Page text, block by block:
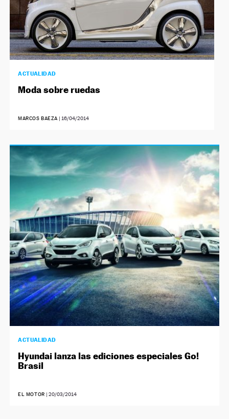
ACTUALIDAD
Moda sobre ruedas
MARCOS BAEZA | 16/04/2014
ACTUALIDAD
Hyundai lanza las ediciones especiales Go!
Brasil
EL MOTOR | 20/03/2014